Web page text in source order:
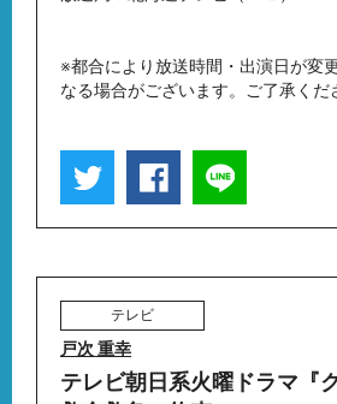
※都合により放送時間・出演日が変
なる場合がございます。ご了承くだ
テレビ
戸次 重幸
テレビ朝日系火曜ドラマ『